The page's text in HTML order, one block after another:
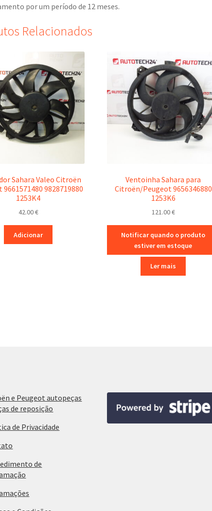
por um período de 12 meses.
Relacionados
Sahara Valeo Citroën
9661571480 9828719880
1253K4
42.00€
Adicionar
Ventoinha Sahara para
Citroën/Peugeot 9656346880
1253K6
121.00€
Notificar quando o produto
estiver em estoque
Ler mais
e Peugeot autopeças
de reposição
de Privacidade
de